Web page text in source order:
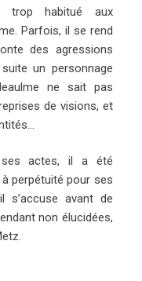
habitué aux
Parfois, il se rend
des agressions
un personnage
ne sait pas
de visions, et
ses actes, il a été
perpétuité pour ses
s’accuse avant de
non élucidées,